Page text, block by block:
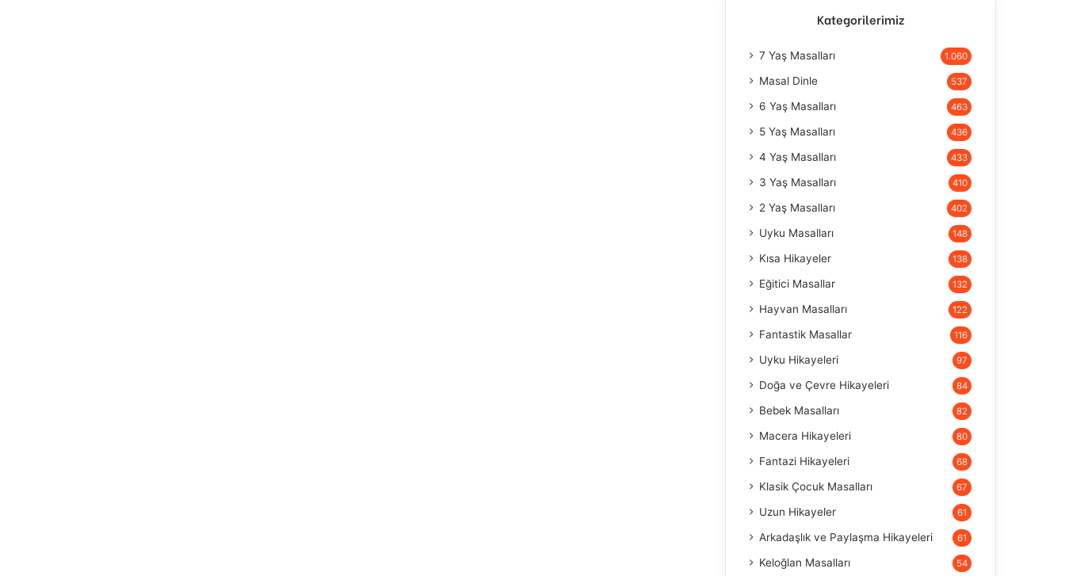
Kategorilerimiz
7 Yaş Masalları 1.060
Masal Dinle 537
6 Yaş Masalları 463
5 Yaş Masalları 436
4 Yaş Masalları 433
3 Yaş Masalları 410
2 Yaş Masalları 402
Uyku Masalları 148
Kısa Hikayeler 138
Eğitici Masallar 132
Hayvan Masalları 122
Fantastik Masallar 116
Uyku Hikayeleri 97
Doğa ve Çevre Hikayeleri 84
Bebek Masalları 82
Macera Hikayeleri 80
Fantazi Hikayeleri 68
Klasik Çocuk Masalları 67
Uzun Hikayeler 61
Arkadaşlık ve Paylaşma Hikayeleri 61
Keloğlan Masalları 54